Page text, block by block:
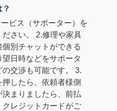
ビス（サポーター）を
さい。 2.修理や家具
別チャットができる
日時などをサポータ
交渉も可能です。 3.
したら、依頼者様側
まりましたら、前払
レジットカードがご